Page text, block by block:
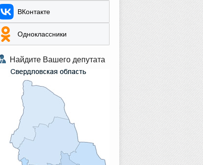
ВКонтакте
Одноклассники
Найдите Вашего депутата